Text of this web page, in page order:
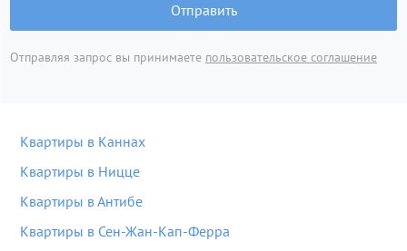
Отправить
Отправляя запрос вы принимаете пользовательское соглашение
Квартиры в Каннах
Квартиры в Ницце
Квартиры в Антибе
Квартиры в Сен-Жан-Кап-Ферра